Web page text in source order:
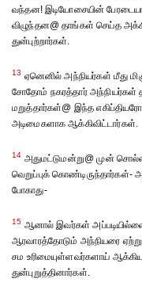
வந்தன! இடியோசையின்
விழுந்தன@ தாங்கள் செய்த
துன்புற்றார்கள்.
13 ஏனெனில் அந்நியர்கள் மீது
சோதோம் நகரத்தார் அந்நியர்கள்
மறுத்தார்கள்@ இந்த
அடிமைகளாக ஆக்கிவிட்டார்கள்.
14 அதுமட்டுமன்று@ முன்
வெறுப்புக்
போகாது-
15 ஆனால் இவர்கள்
ஆரவாரத்தோடும் அந்நியரை
சம உரிமையுள்ளவர்களாய்
துன்புறுத்தினார்கள்.